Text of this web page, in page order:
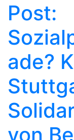
Post:
ade?
von